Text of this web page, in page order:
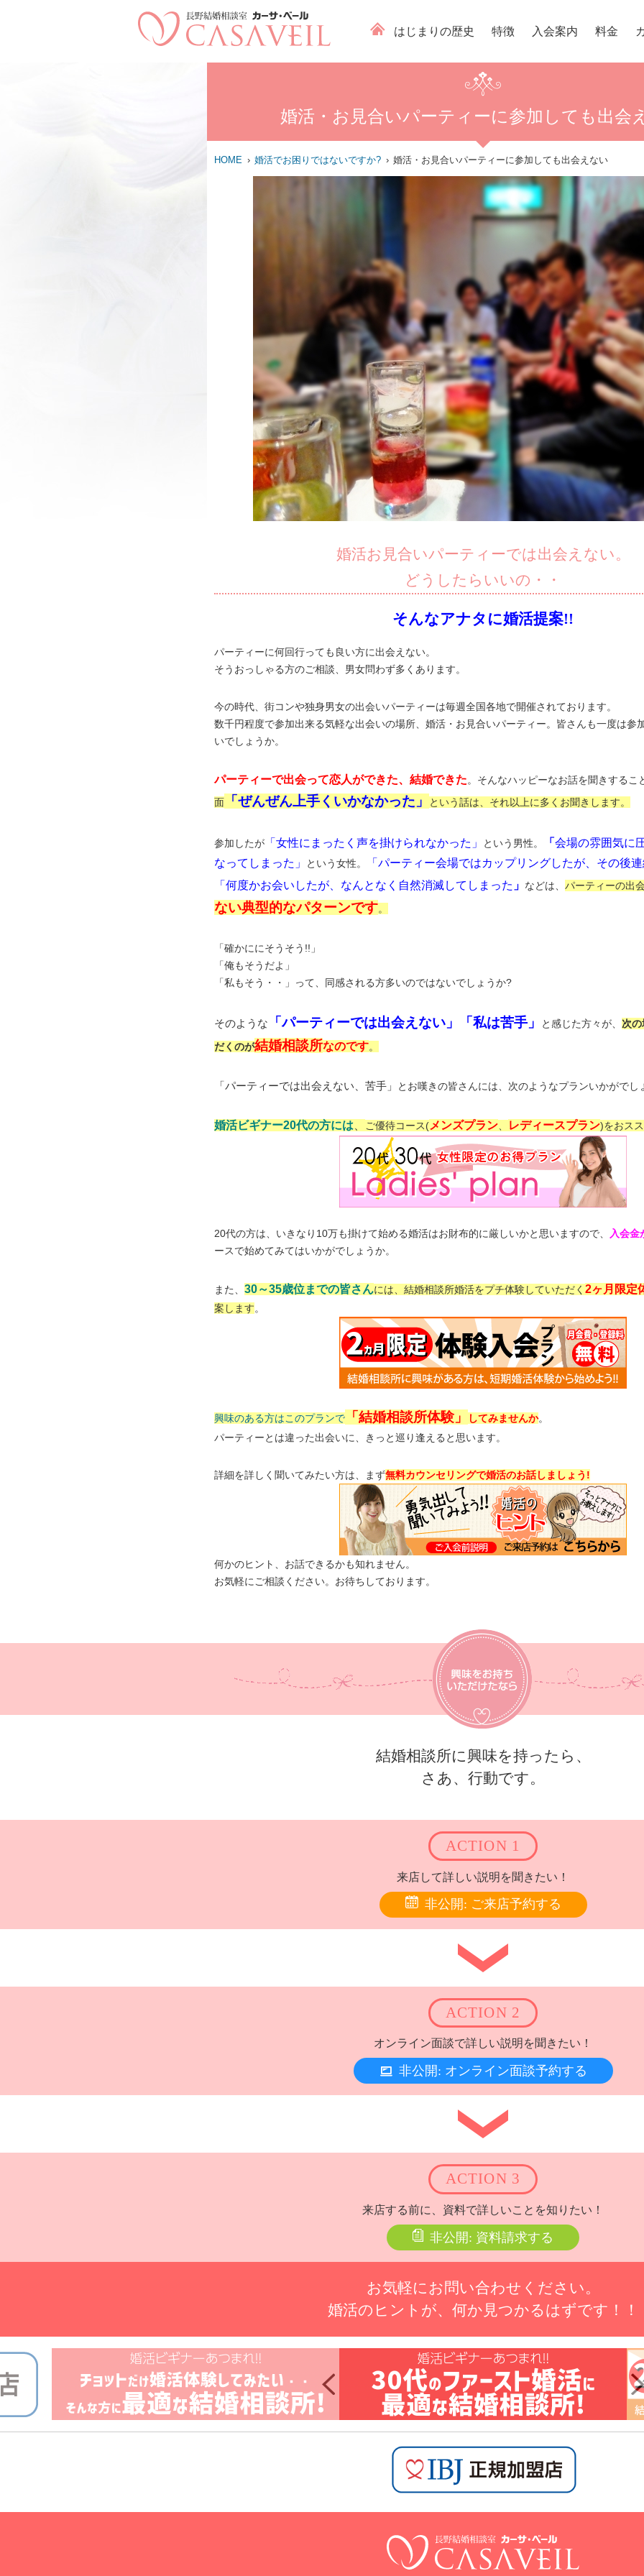
はじまりの歴史 特徴 入会案内 料金
婚活・お見合いパーティーに参加しても出会
HOME 婚活でお困りではないですか? 婚活・お見合いパーティーに参加しても出会えない
婚活お見合いパーティーでは出会えない。
どうしたらいいの・・
そんなアナタに婚活提案!!
パーティーに何回行っても良い方に出会えない。
そうおっしゃる方のご相談、男女問わず多くあります。
今の時代、街コンや独身男女の出会いパーティーは毎週全国各地で開催されております。
数千円程度で参加出来る気軽な出会いの場所、婚活・お見合いパーティー。皆さんも一度は参
いでしょうか。
パーティーで出会って恋人ができた、結婚できた。そんなハッピーなお話を聞きするこ
面
「ぜんぜん上手くいかなかった」 という話は、それ以上に多くお聞きします。
参加したが 「女性にまったく声を掛けられなかった」 という男性。 「 会場の雰囲気に
なってしまった」
という女性。 「パーティー会場ではカップリングしたが、その後連
「何度かお会いしたが、なんとなく自然消滅してしまった 」 などは、 パーティーの出会
ない典型的なパターンです。
「確かににそうそう!!」
「俺もそうだよ」
「私もそう・・」って、同感される方多いのではないでしょうか?
そのような 「パーティーでは出会えない」「私は苦手」 と感じた方々が、 次の
だくのが結婚相談所なのです。
「パーティーでは出会えない、苦手」 とお嘆きの皆さんには、次のようなプランいかがでし
婚活ビギナー20代の方には ご優待コース(メンズプラン レディースプラン)をおスス
20代の方は、いきなり10万も掛けて始める婚活はお財布的に厳しいかと思いますので、 入会金
ースで始めてみてはいかがでしょうか。
また、 30～35歳位までの皆さんには、 結婚相談所婚活をプチ体験していただく 2ヶ月限定
案します。
興味のある方はこのプランで 「結婚相談所体験」 してみませんか。
パーティーとは違った出会いに、きっと巡り逢えると思います。
詳細を詳しく聞いてみたい方は、まず無料カウンセリングで婚活のお話しましょう!
何かのヒント、お話できるかも知れません。
お気軽にご相談ください。 お待ちしております。
結婚相談所に興味を持ったら、
さあ、行動です。
ACTION 1
来店して詳しい説明を聞きたい！
非公開: ご来店予約する
ACTION 2
オンライン面談で詳しい説明を聞きたい！
非公開: オンライン面談予約する
ACTION 3
来店する前に、資料で詳しいことを知りたい！
非公開: 資料請求する
お気軽にお問い合わせください。
婚活のヒントが、何か見つかるはずです！！